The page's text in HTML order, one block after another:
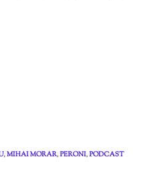
,MIHAI MORAR,PERONI,PODCAST